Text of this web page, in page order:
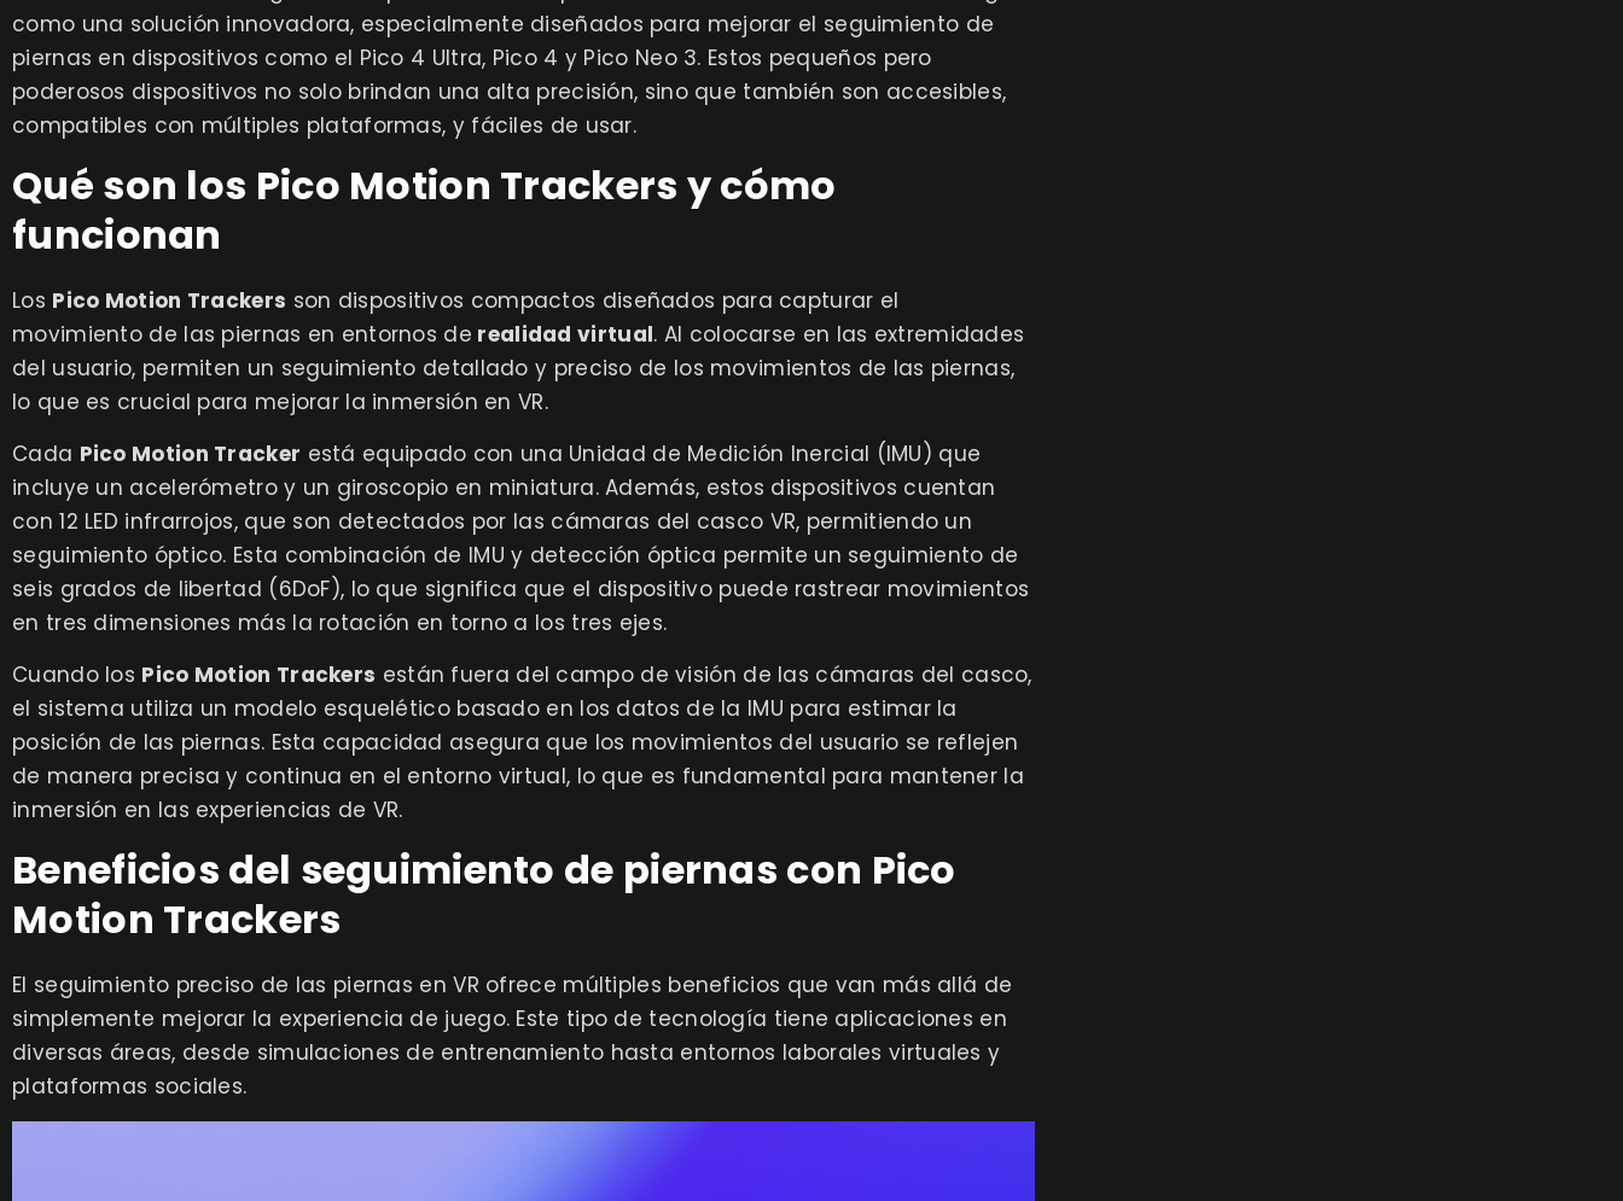
como una solución innovadora, especialmente diseñados para mejorar el seguimiento de
piernas en dispositivos como el Pico 4 Ultra, Pico 4 y Pico Neo 3. Estos pequeños pero
poderosos dispositivos no solo brindan una alta precisión, sino que también son accesibles,
compatibles con múltiples plataformas, y fáciles de usar.
Qué son los Pico Motion Trackers y cómo
funcionan
Los Pico Motion Trackers son dispositivos compactos diseñados para capturar el
movimiento de las piernas en entornos de realidad virtual. Al colocarse en las extremidades
del usuario, permiten un seguimiento detallado y preciso de los movimientos de las piernas,
lo que es crucial para mejorar la inmersión en VR.
Cada Pico Motion Tracker está equipado con una Unidad de Medición Inercial (IMU) que
incluye un acelerómetro y un giroscopio en miniatura. Además, estos dispositivos cuentan
con 12 LED infrarrojos, que son detectados por las cámaras del casco VR, permitiendo un
seguimiento óptico. Esta combinación de IMU y detección óptica permite un seguimiento de
seis grados de libertad (6DoF), lo que significa que el dispositivo puede rastrear movimientos
en tres dimensiones más la rotación en torno a los tres ejes.
Cuando los Pico Motion Trackers están fuera del campo de visión de las cámaras del casco,
el sistema utiliza un modelo esquelético basado en los datos de la IMU para estimar la
posición de las piernas. Esta capacidad asegura que los movimientos del usuario se reflejen
de manera precisa y continua en el entorno virtual, lo que es fundamental para mantener la
inmersión en las experiencias de VR.
Beneficios del seguimiento de piernas con Pico
Motion Trackers
El seguimiento preciso de las piernas en VR ofrece múltiples beneficios que van más allá de
simplemente mejorar la experiencia de juego. Este tipo de tecnología tiene aplicaciones en
diversas áreas, desde simulaciones de entrenamiento hasta entornos laborales virtuales y
plataformas sociales.